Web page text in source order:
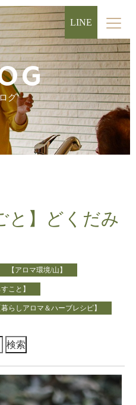
LINE
グ
と】どくだみ
【アロマ環境/山】
こと】
暮らしアロマ＆ハーブレシピ】